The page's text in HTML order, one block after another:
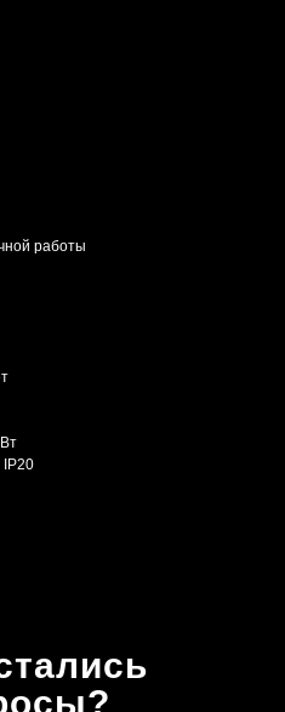
работы
IP20